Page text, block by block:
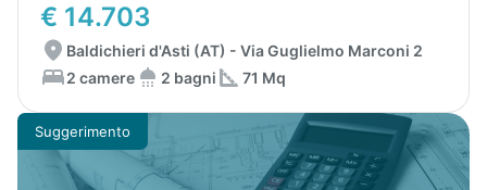
€ 14.703
Baldichieri d'Asti (AT) - Via Guglielmo Marconi 2
2 camere
2 bagni 71 Mq
Suggerimento